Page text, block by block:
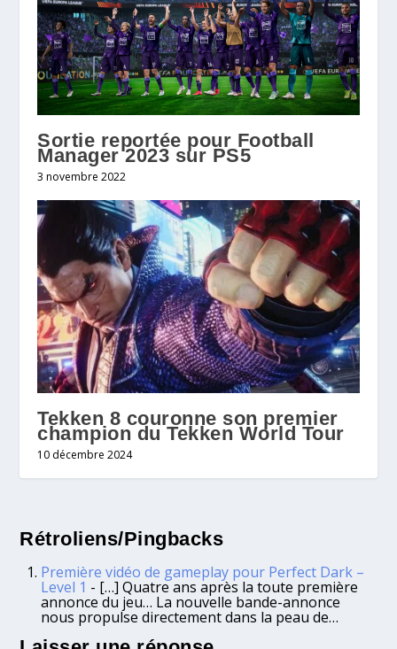
Sortie reportée pour Football
Manager 2023 sur PS5
3 novembre 2022
Tekken 8 couronne son premier
champion du Tekken World Tour
10 décembre 2024
Rétroliens/Pingbacks
Première vidéo de gameplay pour Perfect Dark –
Level 1 - […] Quatre ans après la toute première
annonce du jeu… La nouvelle bande-annonce
nous propulse directement dans la peau de…